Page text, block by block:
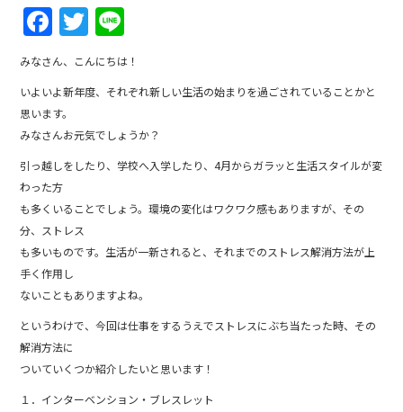
F
a
c
e
b
o
o
k
T
w
itt
er
n
e
みなさん、こんにちは！
いよいよ新年度、それぞれ新しい生活の始まりを過ごされていることかと
思います。
みなさんお元気でしょうか？
引っ越しをしたり、学校へ入学したり、4月からガラッと生活スタイルが変
わった方
も多くいることでしょう。環境の変化はワクワク感もありますが、その
分、ストレス
も多いものです。生活が一新されると、それまでのストレス解消方法が上
手く作用し
ないこともありますよね。
というわけで、今回は仕事をするうえでストレスにぶち当たった時、その
解消方法に
ついていくつか紹介したいと思います！
１．インターベンション・ブレスレット